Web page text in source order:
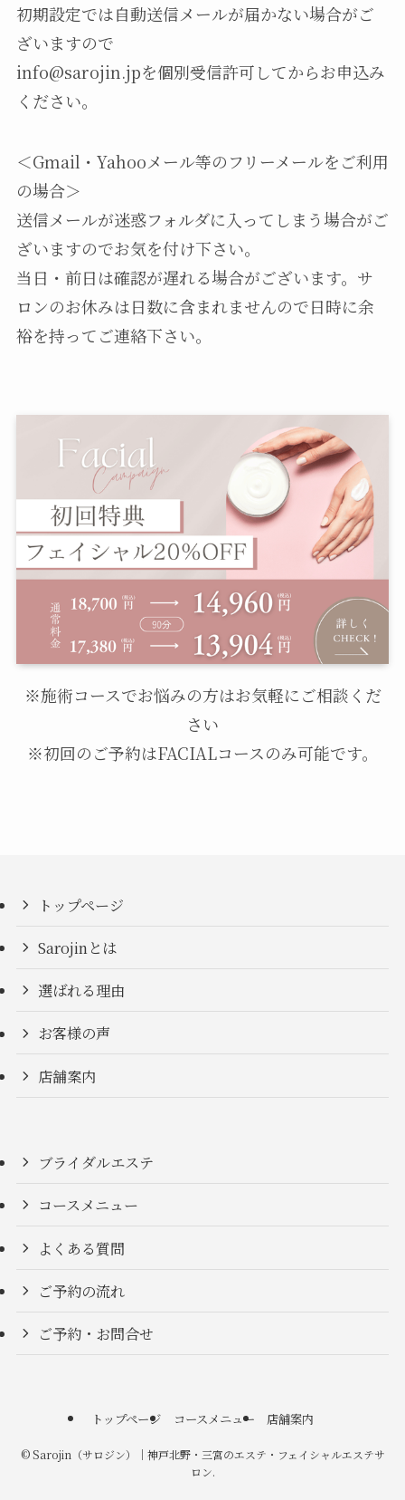
初期設定では自動送信メールが届かない場合がご
ざいますので
info@sarojin.jpを個別受信許可してからお申込み
ください。
＜Gmail・Yahooメール等のフリーメールをご利用
の場合＞
送信メールが迷惑フォルダに入ってしまう場合がご
ざいますのでお気を付け下さい。
当日・前日は確認が遅れる場合がございます。サ
ロンのお休みは日数に含まれませんので日時に余
裕を持ってご連絡下さい。
※施術コースでお悩みの方はお気軽にご相談くだ
さい
※初回のご予約はFACIALコースのみ可能です。
トップページ
Sarojinとは
選ばれる理由
お客様の声
店舗案内
ブライダルエステ
コースメニュー
よくある質問
ご予約の流れ
ご予約・お問合せ
トップページ コースメニュー 店舗案内
©Sarojin（サロジン）｜神戸北野・三宮のエステ・フェイシャルエステサ
ロン.